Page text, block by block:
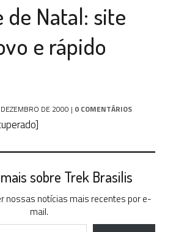
de Natal: site
e rápido
DE 2000 | 0 COMENTÁRIOS
sobre Trek Brasilis
nossas notícias mais recentes por e-
mail.